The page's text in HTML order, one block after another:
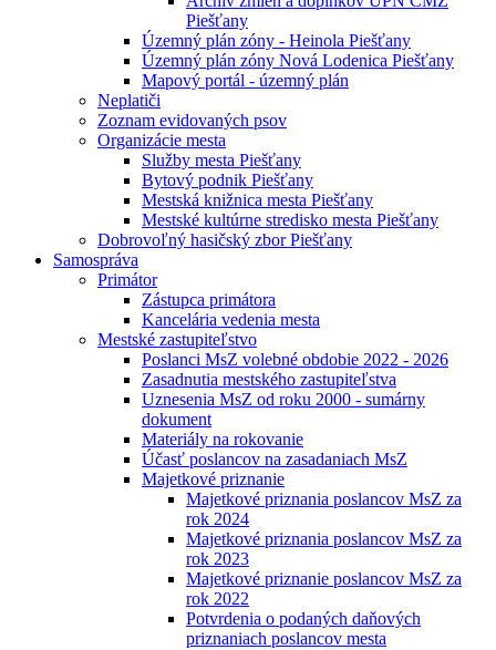
Piešťany
Územný plán zóny - Heinola Piešťany
Územný plán zóny Nová Lodenica Piešťany
Mapový portál - územný plán
Neplatiči
Zoznam evidovaných psov
Organizácie mesta
Služby mesta Piešťany
Bytový podnik Piešťany
Mestská knižnica mesta Piešťany
Mestské kultúrne stredisko mesta Piešťany
Dobrovoľný hasičský zbor Piešťany
Samospráva
Primátor
Zástupca primátora
Kancelária vedenia mesta
Mestské zastupiteľstvo
Poslanci MsZ volebné obdobie 2022 - 2026
Zasadnutia mestského zastupiteľstva
Uznesenia MsZ od roku 2000 - sumárny
dokument
Materiály na rokovanie
Účasť poslancov na zasadaniach MsZ
Majetkové priznanie
Majetkové priznania poslancov MsZ za
rok 2024
Majetkové priznania poslancov MsZ za
rok 2023
Majetkové priznanie poslancov MsZ za
rok 2022
Potvrdenia o podaných daňových
priznaniach poslancov mesta